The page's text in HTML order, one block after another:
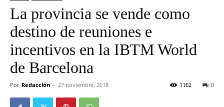
La provincia se vende como
destino de reuniones e
incentivos en la IBTM World
de Barcelona
Por Redacción - 27 noviembre, 2018 0
1162